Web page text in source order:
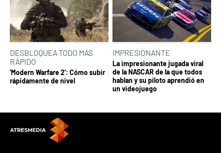
DESBLOQUEA TODO MÁS
RÁPIDO
'Modern Warfare 2': Cómo subir
rápidamente de nivel
IMPRESIONANTE
La impresionante jugada viral
de la NASCAR de la que todos
hablan y su piloto aprendió en
un videojuego